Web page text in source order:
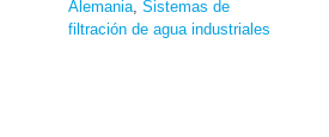
Alemania ,Sistemas de
filtración de agua industriales